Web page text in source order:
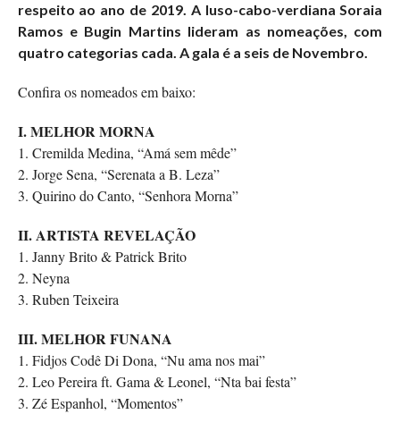
respeito ao ano de 2019. A luso-cabo-verdiana Soraia
Ramos e Bugin Martins lideram as nomeações, com
quatro categorias cada. A gala é a seis de Novembro.
Confira os nomeados em baixo:
I. MELHOR MORNA
1. Cremilda Medina, “Amá sem mêde”
2. Jorge Sena, “Serenata a B. Leza”
3. Quirino do Canto, “Senhora Morna”
II. ARTISTA REVELAÇÃO
1. Janny Brito & Patrick Brito
2. Neyna
3. Ruben Teixeira
III. MELHOR FUNANA
1. Fidjos Codê Di Dona, “Nu ama nos mai”
2. Leo Pereira ft. Gama & Leonel, “Nta bai festa”
3. Zé Espanhol, “Momentos”